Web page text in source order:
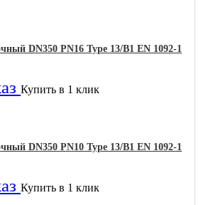
DN350 PN16 Type 13/B1 EN 1092-1
Купить в 1 клик
DN350 PN10 Type 13/B1 EN 1092-1
Купить в 1 клик